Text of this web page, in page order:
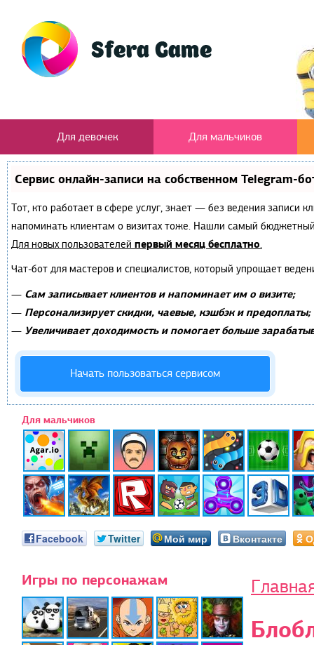
Для девочек Для мальчиков
Сервис онлайн-записи на собственном Telegram-
Тот, кто работает в сфере услуг, знает — без ведения записи
напоминать клиентам о визитах тоже. Нашли самый
Для новых пользователей первый месяц бесплатно.
Чат-бот для мастеров и специалистов, который упрощает
— Сам записывает клиентов и напоминает им о визите;
— Персонализирует скидки, чаевые, кэшбэк и предоплаты;
— Увеличивает доходимость и помогает больше
Начать пользоваться сервисом
Для мальчиков
Facebook Twitter Мой мир Вконтакте
Игры по персонажам